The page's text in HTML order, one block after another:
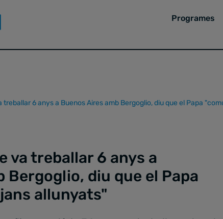
Programes
treballar 6 anys a Buenos Aires amb Bergoglio, diu que el Papa
va treballar 6 anys a
Bergoglio, diu que el Papa
allunyats"